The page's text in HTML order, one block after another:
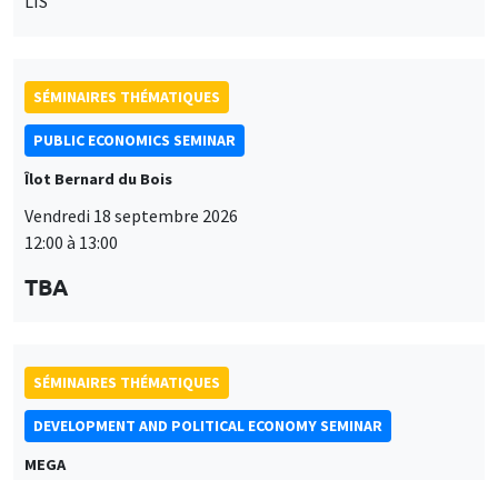
SÉMINAIRES THÉMATIQUES
PUBLIC ECONOMICS SEMINAR
Îlot Bernard du Bois
Vendredi 18 septembre 2026
12:00 à 13:00
TBA
SÉMINAIRES THÉMATIQUES
DEVELOPMENT AND POLITICAL ECONOMY SEMINAR
MEGA